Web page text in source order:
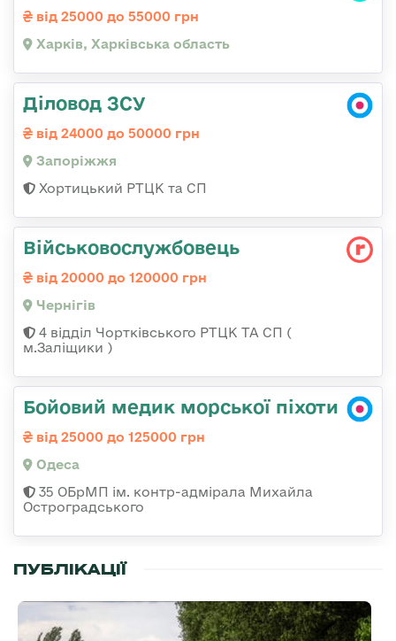
від 25000 до 55000 грн
Харків, Харківська область
Діловод ЗСУ
від 24000 до 50000 грн
Запоріжжя
Хортицький РТЦК та СП
Військовослужбовець
від 20000 до 120000 грн
Чернігів
4 відділ Чортківського РТЦК ТА СП (
м.Заліщики )
Бойовий медик морської піхоти
від 25000 до 125000 грн
Одеса
35 ОБрМП ім. контр-адмірала Михайла
Остроградського
ПУБЛІКАЦІЇ